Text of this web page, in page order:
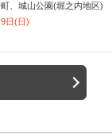
、城山公園(堀之内地区)
日(日)